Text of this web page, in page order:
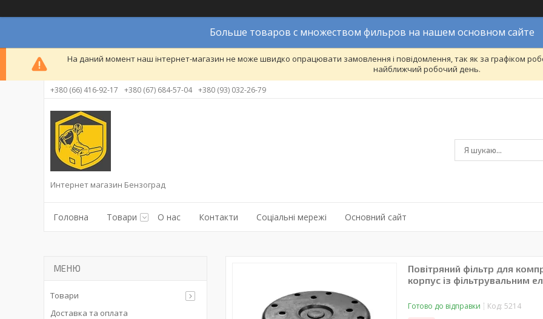
Больше товаров с множеством фильров на нашем основном сайте
На даний момент наш інтернет-магазин не може швидко опрацювати замовлення і повідомлення, так як за графіком
найближчий робочий день.
+380 (66) 416-92-17 +380 (67) 684-57-04 +380 (93) 032-26-79
Интернет магазин Бензоград
Головна Товари О нас Контакти Соціальні мережі Основний сайт
Повітряний фільтр для
корпус із фільтрувальним
Готово до відправки Код: 5214
Товари
Доставка та оплата